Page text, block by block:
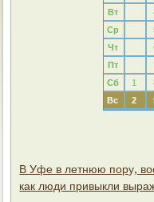
Вт
Ср
Чт
Пт
Сб
1
Вс
2
В Уфе в летнюю пору,
как люди привыкли